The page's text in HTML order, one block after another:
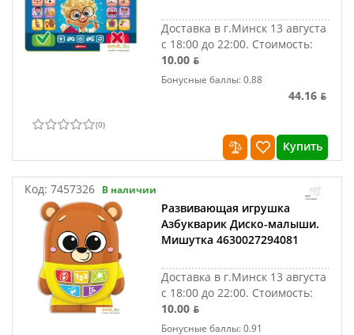
Доставка в г.Минск 13 августа
с 18:00 до 22:00. Стоимость:
10.00 ƃ
Бонусные баллы: 0.88
44.16 ƃ
(0)
Купить
Код: 7457326 В наличии
Развивающая игрушка
Азбукварик Диско-малыши.
Мишутка 4630027294081
Доставка в г.Минск 13 августа
с 18:00 до 22:00. Стоимость:
10.00 ƃ
Бонусные баллы: 0.91